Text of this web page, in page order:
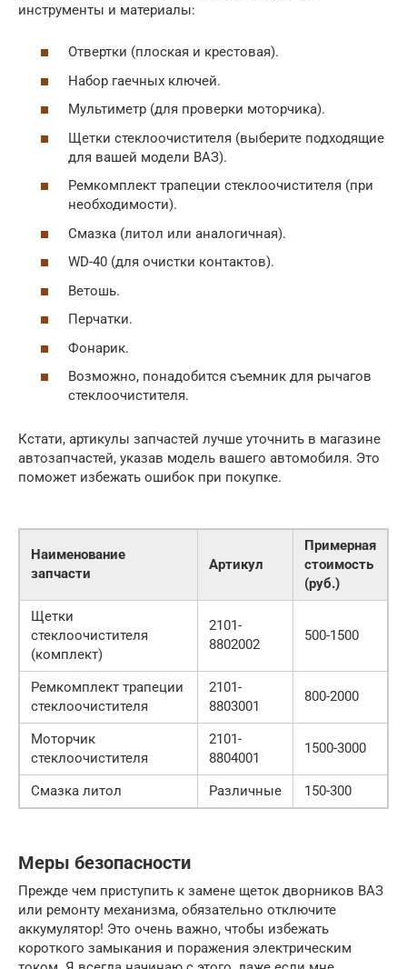
инструменты и материалы:
Отвертки (плоская и крестовая).
Набор гаечных ключей.
Мультиметр (для проверки моторчика).
Щетки стеклоочистителя (выберите подходящие
для вашей модели ВАЗ).
Ремкомплект трапеции стеклоочистителя (при
необходимости).
Смазка (литол или аналогичная).
WD-40 (для очистки контактов).
Ветошь.
Перчатки.
Фонарик.
Возможно, понадобится съемник для рычагов
стеклоочистителя.
Кстати, артикулы запчастей лучше уточнить в магазине
автозапчастей, указав модель вашего автомобиля. Это
поможет избежать ошибок при покупке.
Наименование
запчасти
Артикул
Примерная
стоимость
(руб.)
Щетки
стеклоочистителя
(комплект)
2101-
8802002
500-1500
Ремкомплект трапеции
стеклоочистителя
2101-
8803001
800-2000
Моторчик
стеклоочистителя
2101-
8804001
1500-3000
Смазка литол Различные 150-300
Меры безопасности
Прежде чем приступить к замене щеток дворников ВАЗ
или ремонту механизма, обязательно отключите
аккумулятор! Это очень важно, чтобы избежать
короткого замыкания и поражения электрическим